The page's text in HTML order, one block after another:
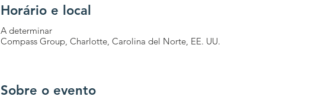
Horário e local
A determinar
Compass Group, Charlotte, Carolina del Norte, EE. UU.
Sobre o evento